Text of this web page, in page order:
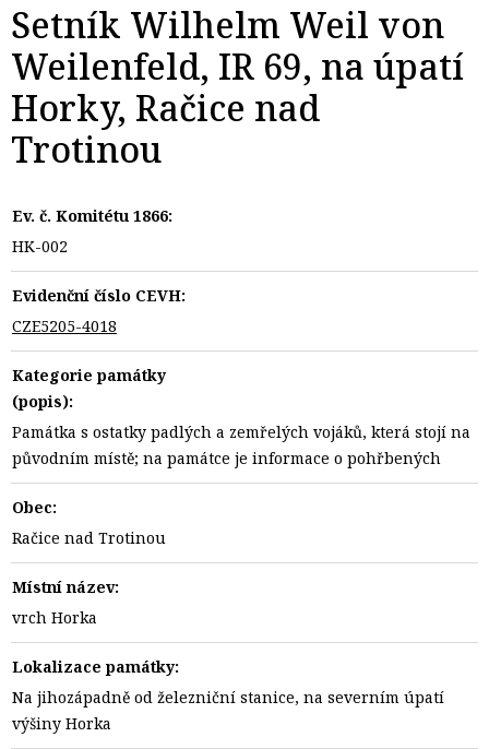
Setník Wilhelm Weil von
Weilenfeld, IR 69, na úpatí
Horky, Račice nad
Trotinou
Ev. č. Komitétu 1866:
HK-002
Evidenční číslo CEVH:
CZE5205-4018
Kategorie památky
(popis):
Památka s ostatky padlých a zemřelých vojáků, která stojí na
původním místě; na památce je informace o pohřbených
Obec:
Račice nad Trotinou
Místní název:
vrch Horka
Lokalizace památky:
Na jihozápadně od železniční stanice, na severním úpatí
výšiny Horka